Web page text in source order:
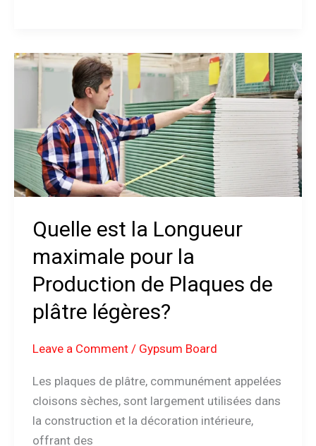
Quelle est la Longueur
maximale pour la
Production de Plaques de
plâtre légères?
Leave a Comment / Gypsum Board
Les plaques de plâtre, communément appelées
cloisons sèches, sont largement utilisées dans
la construction et la décoration intérieure,
offrant des
Quelle
Longueur
maximale
pour
la
Production
de
Plaques
de
plâtre